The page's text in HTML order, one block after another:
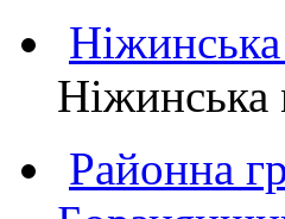
Ніжинська
Районна